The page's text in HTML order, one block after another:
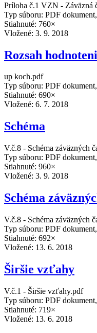
Príloha č.1 VZN - Záväzná
Typ súboru: PDF
Stiahnuté: 760×
Vložené: 3. 9. 2018
Rozsah
up koch.pdf
Typ súboru: PDF
Stiahnuté: 690×
Vložené: 6. 7. 2018
Schéma
V.č.8 - Schéma záväzných
Typ súboru: PDF
Stiahnuté: 960×
Vložené: 3. 9. 2018
Schéma
V.č.8 - Schéma záväzných
Typ súboru: PDF
Stiahnuté: 692×
Vložené: 13. 6. 2018
Širšie vzťahy
V.č.1 - Širšie vzťahy.pdf
Typ súboru: PDF
Stiahnuté: 719×
Vložené: 13. 6. 2018